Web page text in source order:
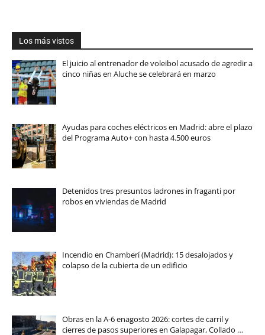
Los más vistos
El juicio al entrenador de voleibol acusado de agredir a
cinco niñas en Aluche se celebrará en marzo
Ayudas para coches eléctricos en Madrid: abre el plazo
del Programa Auto+ con hasta 4.500 euros
Detenidos tres presuntos ladrones in fraganti por
robos en viviendas de Madrid
Incendio en Chamberí (Madrid): 15 desalojados y
colapso de la cubierta de un edificio
Obras en la A-6 enagosto 2026: cortes de carril y
cierres de pasos superiores en Galapagar, Collado …